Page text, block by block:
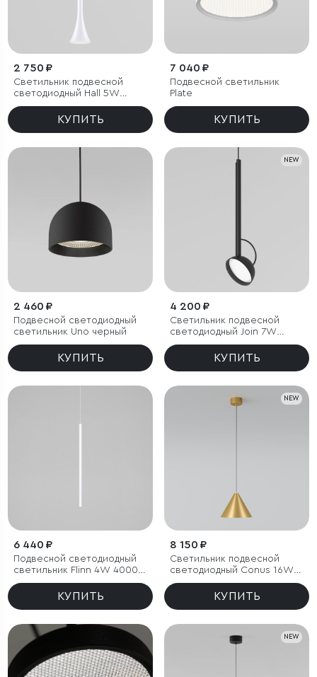
2 750 ₽
Светильник подвесной
светодиодный Hall 5W
3000K белый
КУПИТЬ
7 040 ₽
Подвесной светильник
Plate
КУПИТЬ
2 460 ₽
Подвесной светодиодный
светильник Uno черный
КУПИТЬ
NEW
4 200 ₽
Светильник подвесной
светодиодный Join 7W
4000K черный
КУПИТЬ
6 440 ₽
Подвесной светодиодный
светильник Flinn 4W 4000К
белый
КУПИТЬ
NEW
8 150 ₽
Светильник подвесной
светодиодный Conus 16W
4000K золотой
КУПИТЬ
NEW